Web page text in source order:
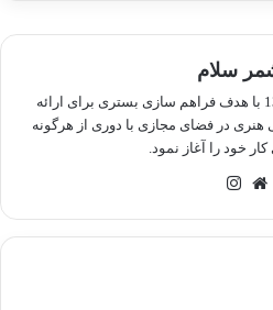
سلام
رسانه کاشمر سلام، از سال 1398 با هدف فراهم سازی بستری برای ارائه
در فضای مجازی با دوری از هرگونه
خود را آغاز نمود.
وبسایت